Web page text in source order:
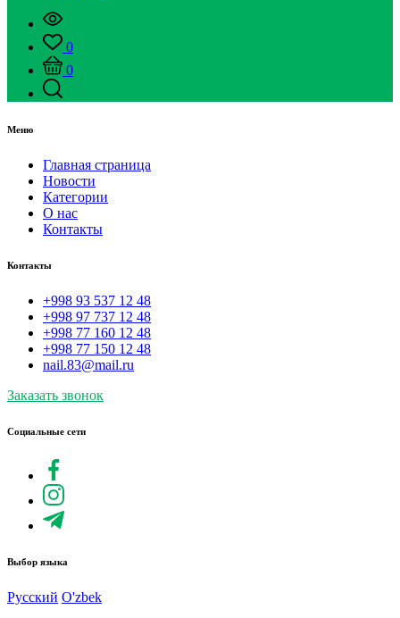
0
0
Меню
Главная страница
Новости
Категории
О нас
Контакты
Контакты
+998 93 537 12 48
+998 97 737 12 48
+998 77 160 12 48
+998 77 150 12 48
nail.83@mail.ru
Заказать звонок
Социальные сети
Выбор языка
Русский O'zbek